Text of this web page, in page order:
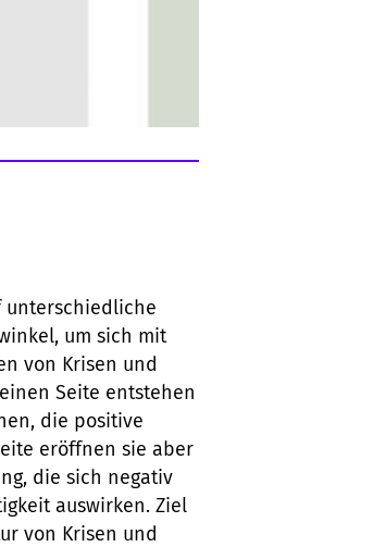
unterschiedliche
um sich mit
von Krisen und
Seite entstehen
die positive
eröffnen sie aber
die sich negativ
auswirken. Ziel
von Krisen und